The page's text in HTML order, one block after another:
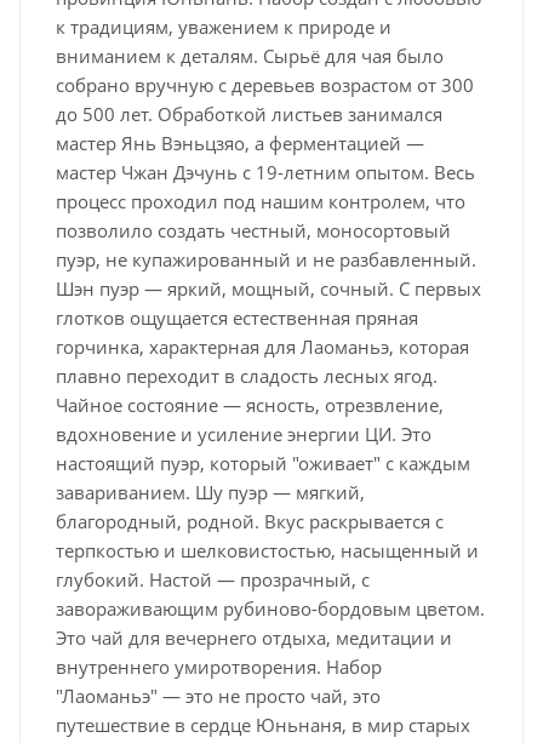
к традициям, уважением к природе и
вниманием к деталям. Сырьё для чая было
собрано вручную с деревьев возрастом от 300
до 500 лет. Обработкой листьев занимался
мастер Янь Вэньцзяо, а ферментацией —
мастер Чжан Дэчунь с 19-летним опытом. Весь
процесс проходил под нашим контролем, что
позволило создать честный, моносортовый
пуэр, не купажированный и не разбавленный.
Шэн пуэр — яркий, мощный, сочный. С первых
глотков ощущается естественная пряная
горчинка, характерная для Лаоманьэ, которая
плавно переходит в сладость лесных ягод.
Чайное состояние — ясность, отрезвление,
вдохновение и усиление энергии ЦИ. Это
настоящий пуэр, который "оживает" с каждым
завариванием. Шу пуэр — мягкий,
благородный, родной. Вкус раскрывается с
терпкостью и шелковистостью, насыщенный и
глубокий. Настой — прозрачный, с
завораживающим рубиново-бордовым цветом.
Это чай для вечернего отдыха, медитации и
внутреннего умиротворения. Набор
"Лаоманьэ" — это не просто чай, это
путешествие в сердце Юньнаня, в мир старых